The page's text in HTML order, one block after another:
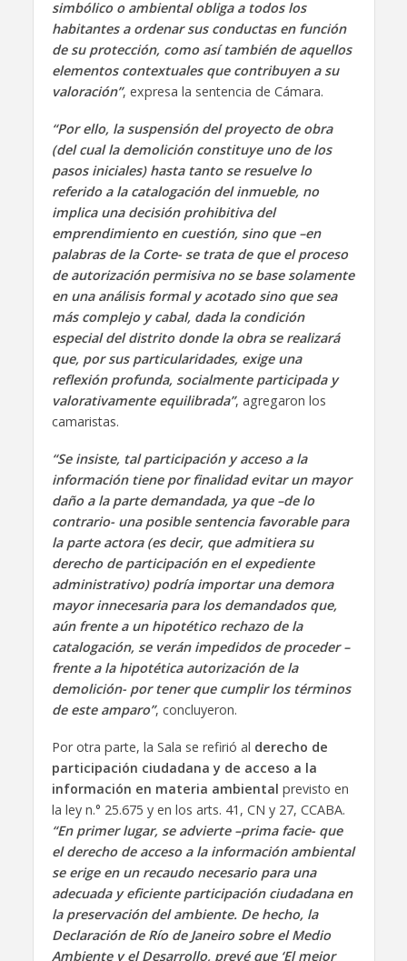
simbólico o ambiental obliga a todos los
habitantes a ordenar sus conductas en función
de su protección, como así también de aquellos
elementos contextuales que contribuyen a su
valoración”, expresa la sentencia de Cámara.
“Por ello, la suspensión del proyecto de obra
(del cual la demolición constituye uno de los
pasos iniciales) hasta tanto se resuelve lo
referido a la catalogación del inmueble, no
implica una decisión prohibitiva del
emprendimiento en cuestión, sino que –en
palabras de la Corte- se trata de que el proceso
de autorización permisiva no se base solamente
en una análisis formal y acotado sino que sea
más complejo y cabal, dada la condición
especial del distrito donde la obra se realizará
que, por sus particularidades, exige una
reflexión profunda, socialmente participada y
valorativamente equilibrada”, agregaron los
camaristas.
“Se insiste, tal participación y acceso a la
información tiene por finalidad evitar un mayor
daño a la parte demandada, ya que –de lo
contrario- una posible sentencia favorable para
la parte actora (es decir, que admitiera su
derecho de participación en el expediente
administrativo) podría importar una demora
mayor innecesaria para los demandados que,
aún frente a un hipotético rechazo de la
catalogación, se verán impedidos de proceder –
frente a la hipotética autorización de la
demolición- por tener que cumplir los términos
de este amparo”, concluyeron.
Por otra parte, la Sala se refirió al derecho de
participación ciudadana y de acceso a la
información en materia ambiental previsto en
la ley n.° 25.675 y en los arts. 41, CN y 27, CCABA.
“En primer lugar, se advierte –prima facie- que
el derecho de acceso a la información ambiental
se erige en un recaudo necesario para una
adecuada y eficiente participación ciudadana en
la preservación del ambiente. De hecho, la
Declaración de Río de Janeiro sobre el Medio
Ambiente y el Desarrollo, prevé que ‘El mejor